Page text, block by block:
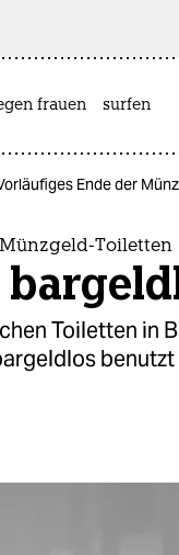
frauen surfen
Ende der
Toiletten
Toiletten in